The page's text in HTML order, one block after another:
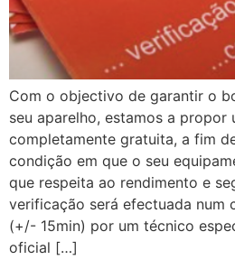
Com o objectivo de garantir o
seu aparelho, estamos a
completamente gratuita, a fim
condição em que o seu
que respeita ao rendimento e
verificação será efectuada num
(+/- 15min) por um técnico
oficial […]